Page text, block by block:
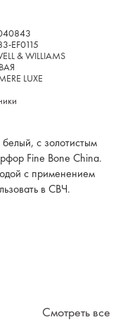
EF0115
& WILLIAMS
LUXE
с золотистым
Fine Bone China.
с применением
в СВЧ.
Смотреть все